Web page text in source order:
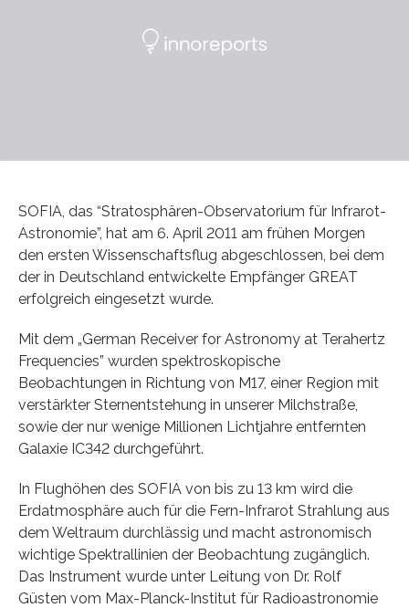
SOFIA, das “Stratosphären-Observatorium für Infrarot-
Astronomie”, hat am 6. April 2011 am frühen Morgen
den ersten Wissenschaftsflug abgeschlossen, bei dem
der in Deutschland entwickelte Empfänger GREAT
erfolgreich eingesetzt wurde.
Mit dem „German Receiver for Astronomy at Terahertz
Frequencies” wurden spektroskopische
Beobachtungen in Richtung von M17, einer Region mit
verstärkter Sternentstehung in unserer Milchstraße,
sowie der nur wenige Millionen Lichtjahre entfernten
Galaxie IC342 durchgeführt.
In Flughöhen des SOFIA von bis zu 13 km wird die
Erdatmosphäre auch für die Fern-Infrarot Strahlung aus
dem Weltraum durchlässig und macht astronomisch
wichtige Spektrallinien der Beobachtung zugänglich.
Das Instrument wurde unter Leitung von Dr. Rolf
Güsten vom Max-Planck-Institut für Radioastronomie